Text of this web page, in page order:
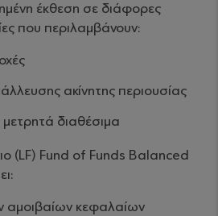
έκθεση σε διάφορες
που περιλαμβάνουν:
ακίνητης περιουσίας
διαθέσιμα
(LF) Fund of Funds Balanced
αμοιβαίων κεφαλαίων